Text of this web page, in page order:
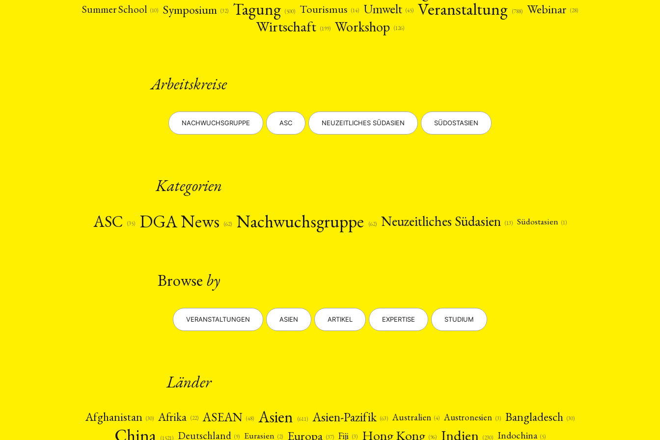
Summer School (10) Symposium (32) Tagung (500) Tourismus (14) Umwelt (45) Veranstaltung (788) Webinar (28)
Wirtschaft (199) Workshop (126)
Arbeitskreise
NACHWUCHSGRUPPE ASC NEUZEITLICHES SÜDASIEN SÜDOSTASIEN
Kategorien
ASC
(35) DGA News (62) Nachwuchsgruppe (62) Neuzeitliches Südasien (13) Südostasien (1)
Browse by
VERANSTALTUNGEN ASIEN ARTIKEL EXPERTISE STUDIUM
Länder
Afghanistan (30) Afrika (22) ASEAN (48) Asien (611) Asien-Pazifik (63) Australien (4) Austronesien (3) Bangladesch (30)
China (1521) Deutschland (9) Eurasien (2) Europa (37) Fiji (3) Hong Kong (96) Indien (230) Indochina (5)